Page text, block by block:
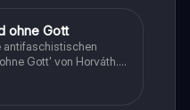
der
an der DDR-
ohne Gott
antifaschistischen
Gott' von Horváth.
Lehrers, der durch
Manipulation von